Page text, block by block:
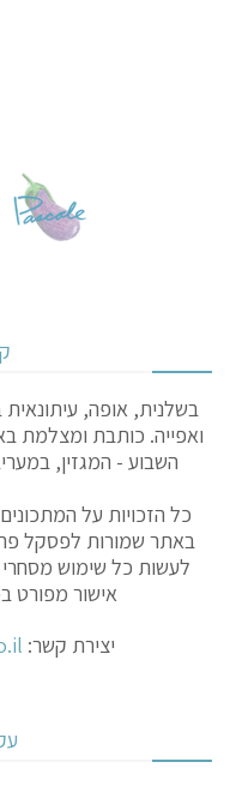
בשלנית, אופה,
ואפייה. כותבת ומצלמת
השבוע - המגזין,
כל הזכויות על
באתר שמורות לפסקל
לעשות כל שימוש
אישור מפורט
יצירת קשר: